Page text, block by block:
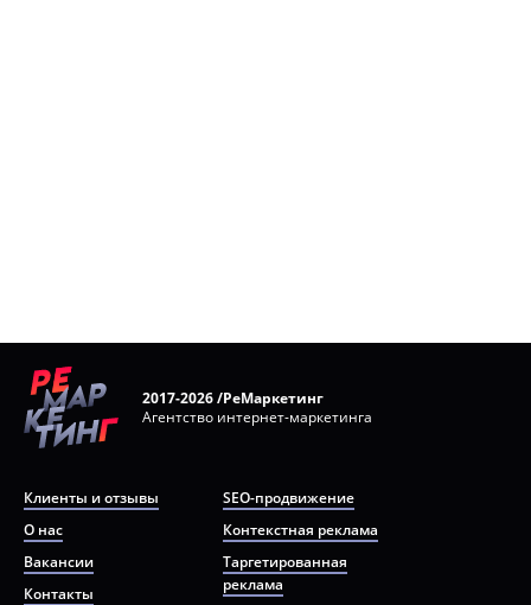
2017-2026 /РеМаркетинг
Агентство интернет-маркетинга
Клиенты и отзывы
О нас
Вакансии
Контакты
SEO-продвижение
Контекстная реклама
Таргетированная
реклама